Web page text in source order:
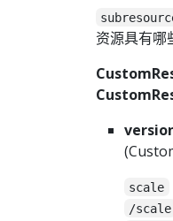
资源具有哪
scale
/scale